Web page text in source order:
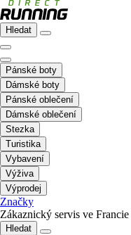
Hledat
Pánské boty
Dámské boty
Pánské oblečení
Dámské oblečení
Stezka
Turistika
Vybavení
Výživa
Výprodej
Značky
Zákaznický servis ve Francie
Hledat